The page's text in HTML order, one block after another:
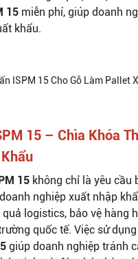
15 miễn phí, giúp doanh
khẩu.
15 – Chìa Khóa
15 không chỉ là yêu cầu
nghiệp xuất nhập
logistics, bảo vệ hàng
quốc tế. Việc sử dụng
giúp doanh nghiệp tránh